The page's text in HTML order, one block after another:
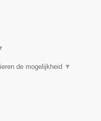
de mogelijkheid ▼